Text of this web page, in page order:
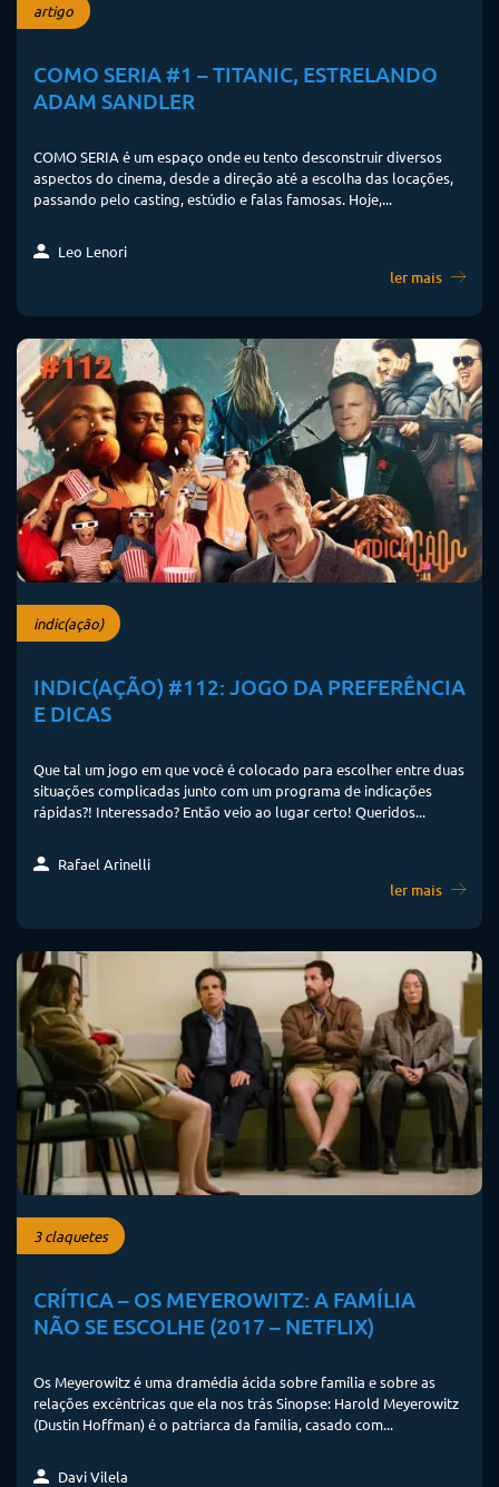
artigo
COMO SERIA #1 – TITANIC, ESTRELANDO
ADAM SANDLER
COMO SERIA é um espaço onde eu tento desconstruir diversos
aspectos do cinema, desde a direção até a escolha das locações,
passando pelo casting, estúdio e falas famosas. Hoje,...
Leo Lenori
ler mais
indic(ação)
INDIC(AÇÃO) #112: JOGO DA PREFERÊNCIA
E DICAS
Que tal um jogo em que você é colocado para escolher entre duas
situações complicadas junto com um programa de indicações
rápidas?! Interessado? Então veio ao lugar certo! Queridos...
Rafael Arinelli
ler mais
3 claquetes
CRÍTICA – OS MEYEROWITZ: A FAMÍLIA
NÃO SE ESCOLHE (2017 – NETFLIX)
Os Meyerowitz é uma dramédia ácida sobre família e sobre as
relações excêntricas que ela nos trás Sinopse: Harold Meyerowitz
(Dustin Hoffman) é o patriarca da família, casado com...
Davi Vilela